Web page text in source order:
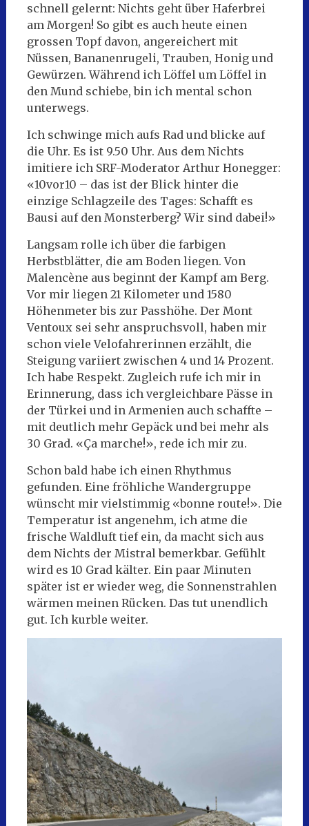
schnell gelernt: Nichts geht über Haferbrei
am Morgen! So gibt es auch heute einen
grossen Topf davon, angereichert mit
Nüssen, Bananenrugeli, Trauben, Honig und
Gewürzen. Während ich Löffel um Löffel in
den Mund schiebe, bin ich mental schon
unterwegs.
Ich schwinge mich aufs Rad und blicke auf
die Uhr. Es ist 9.50 Uhr. Aus dem Nichts
imitiere ich SRF-Moderator Arthur Honegger:
«10vor10 – das ist der Blick hinter die
einzige Schlagzeile des Tages: Schafft es
Bausi auf den Monsterberg? Wir sind dabei!»
Langsam rolle ich über die farbigen
Herbstblätter, die am Boden liegen. Von
Malencène aus beginnt der Kampf am Berg.
Vor mir liegen 21 Kilometer und 1580
Höhenmeter bis zur Passhöhe. Der Mont
Ventoux sei sehr anspruchsvoll, haben mir
schon viele Velofahrerinnen erzählt, die
Steigung variiert zwischen 4 und 14 Prozent.
Ich habe Respekt. Zugleich rufe ich mir in
Erinnerung, dass ich vergleichbare Pässe in
der Türkei und in Armenien auch schaffte –
mit deutlich mehr Gepäck und bei mehr als
30 Grad. «Ça marche!», rede ich mir zu.
Schon bald habe ich einen Rhythmus
gefunden. Eine fröhliche Wandergruppe
wünscht mir vielstimmig «bonne route!». Die
Temperatur ist angenehm, ich atme die
frische Waldluft tief ein, da macht sich aus
dem Nichts der Mistral bemerkbar. Gefühlt
wird es 10 Grad kälter. Ein paar Minuten
später ist er wieder weg, die Sonnenstrahlen
wärmen meinen Rücken. Das tut unendlich
gut. Ich kurble weiter.